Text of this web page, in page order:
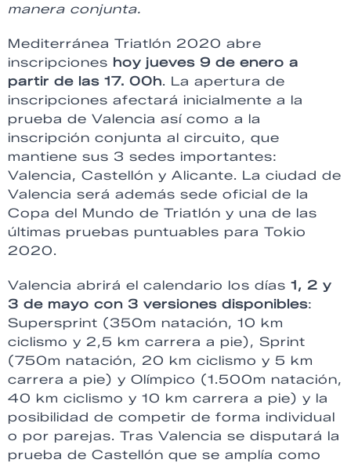
manera conjunta.
Mediterránea Triatlón 2020 abre
inscripciones hoy jueves 9 de enero a
partir de las 17. 00h. La apertura de
inscripciones afectará inicialmente a la
prueba de Valencia así como a la
inscripción conjunta al circuito, que
mantiene sus 3 sedes importantes:
Valencia, Castellón y Alicante. La ciudad de
Valencia será además sede oficial de la
Copa del Mundo de Triatlón y una de las
últimas pruebas puntuables para Tokio
2020.
Valencia abrirá el calendario los días 1, 2 y
3 de mayo con 3 versiones disponibles:
Supersprint (350m natación, 10 km
ciclismo y 2,5 km carrera a pie), Sprint
(750m natación, 20 km ciclismo y 5 km
carrera a pie) y Olímpico (1.500m natación,
40 km ciclismo y 10 km carrera a pie) y la
posibilidad de competir de forma individual
o por parejas. Tras Valencia se disputará la
prueba de Castellón que se amplía como